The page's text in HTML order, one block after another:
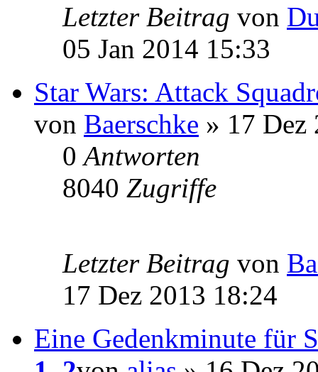
Letzter Beitrag von
05 Jan 2014 15:33
Star Wars: Attack
von Baerschke » 17 Dez
0Antworten
8040 Zugriffe
Letzter Beitrag von
17 Dez 2013 18:24
Eine Gedenkminute für